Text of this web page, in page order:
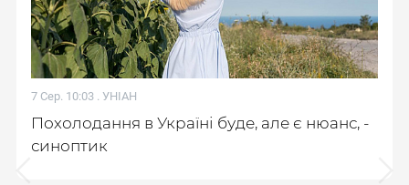
7 Сер. 10:03 . УНІАН
Похолодання в Україні буде, але є нюанс, -
синоптик